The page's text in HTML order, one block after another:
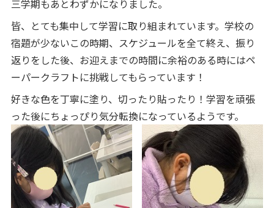
三学期もあとわずかになりました。
皆、とても集中して学習に取り組まれています。学校の
宿題が少ないこの時期、スケジュールを全て終え、振り
返りをした後、お迎えまでの時間に余裕のある時にはペ
ーパークラフトに挑戦してもらっています！
好きな色を丁寧に塗り、切ったり貼ったり！学習を頑張
った後にちょっぴり気分転換になっているようです。